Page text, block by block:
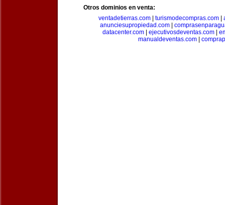
Otros dominios en venta:
ventadetierras.com
turismodecompras.com
anunciesupropiedad.com|
datacenter.com
ejecutivosdeventas.com
manualdeventas.com|